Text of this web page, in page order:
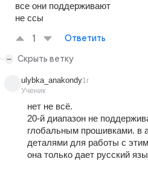
все они поддерживают
не ссы
1 Ответить
Скрыть ветку
ulybka_anakondy
Ученик
1г
нет не всё.
20-й диапазон не
глобальным прошивками. в
деталями для работы с
она только дает русский